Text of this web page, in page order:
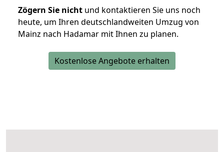
Zögern Sie nicht und kontaktieren Sie uns noch
heute, um Ihren deutschlandweiten Umzug von
Mainz nach Hadamar mit Ihnen zu planen.
Kostenlose Angebote erhalten